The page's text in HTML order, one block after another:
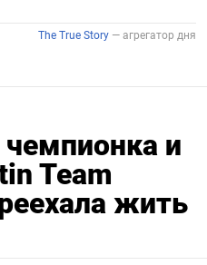
и
Team
жить